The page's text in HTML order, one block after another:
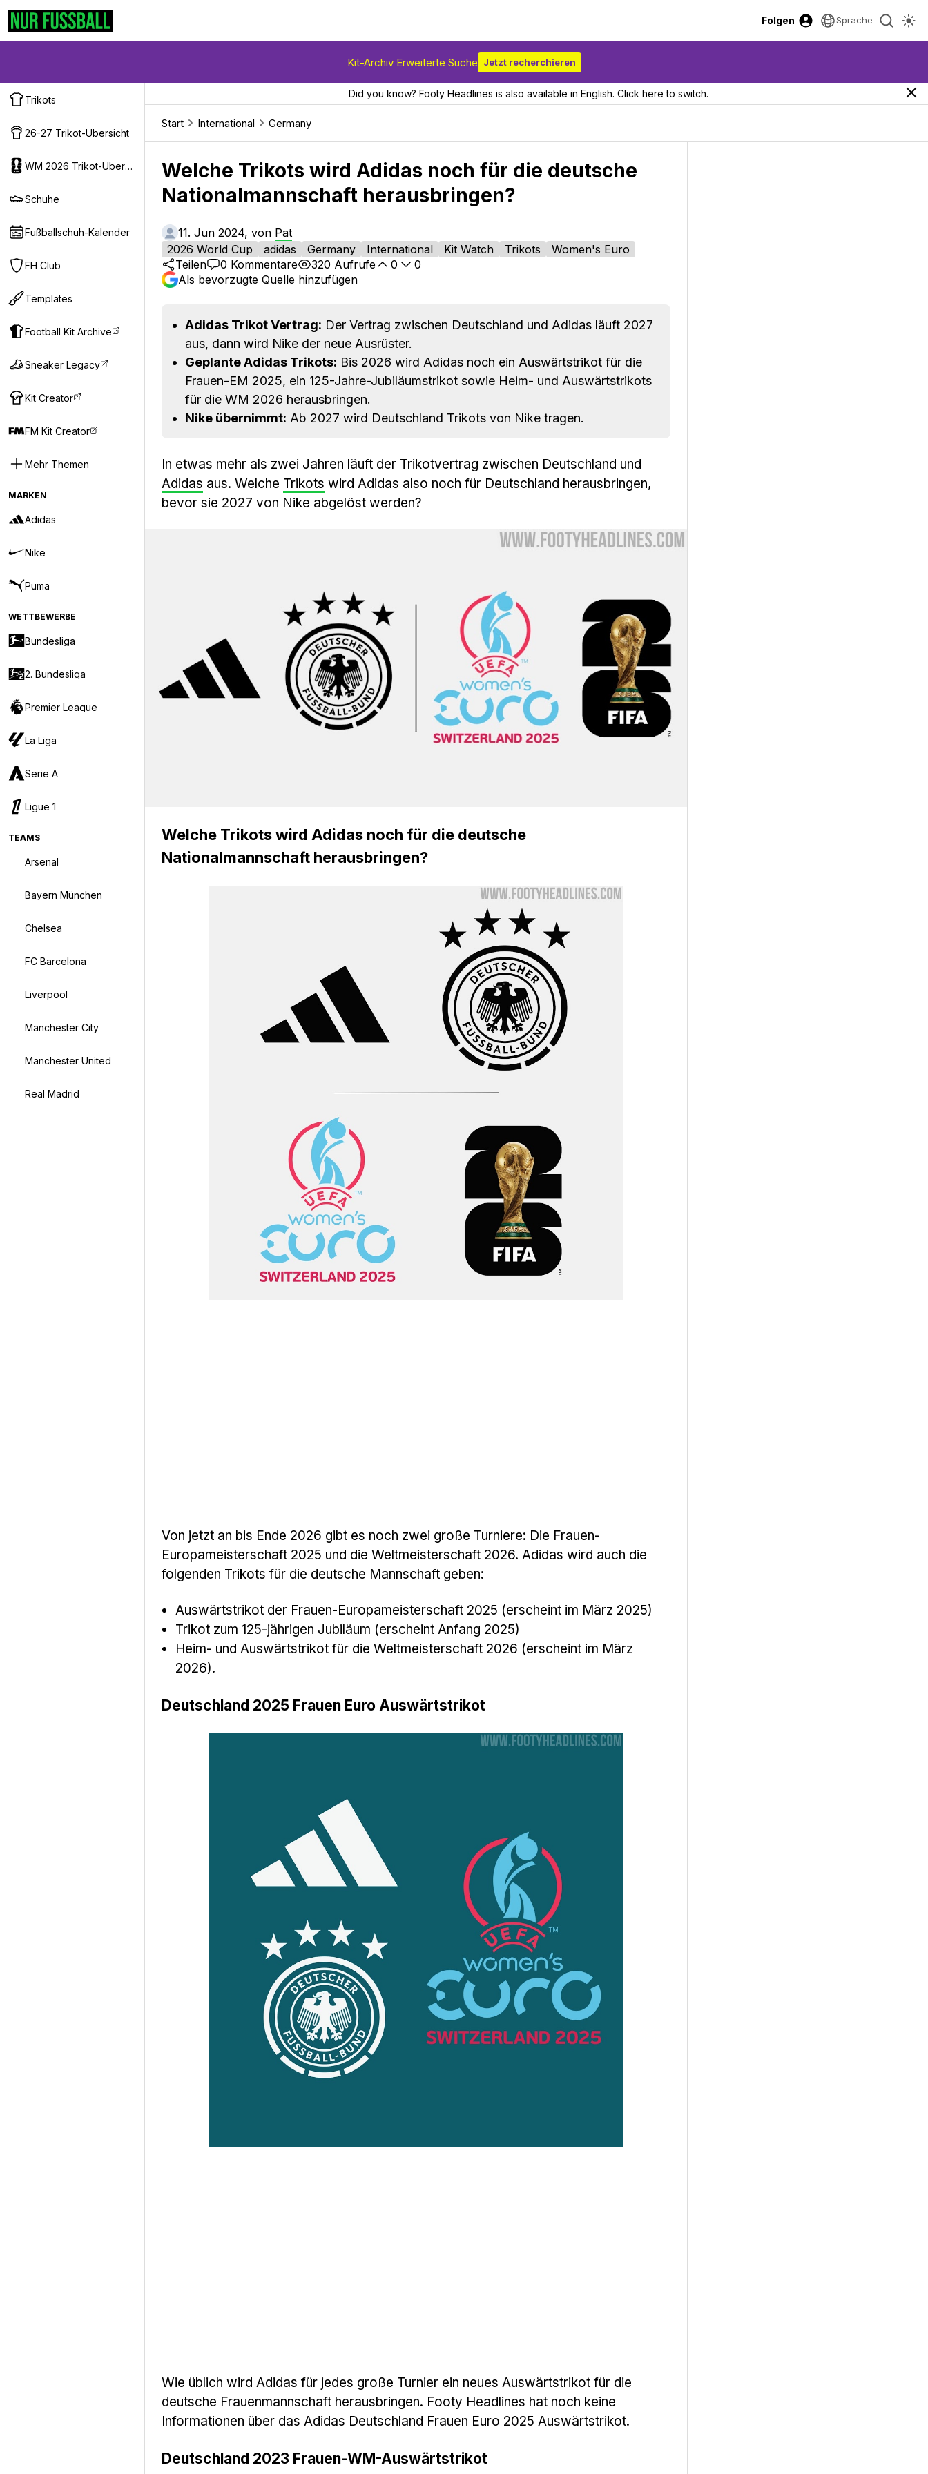
Folgen Sprache
Kit-Archiv Erweiterte Suche Jetzt recherchieren
Trikots
26-27 Trikot-Ubersicht
WM 2026 Trikot-Ubersicht
Schuhe
Fußballschuh-Kalender
FH Club
Templates
Football Kit Archive
Sneaker Legacy
Kit Creator
FM Kit Creator
Mehr Themen
MARKEN
Adidas
Nike
Puma
WETTBEWERBE
Bundesliga
2. Bundesliga
Premier League
La Liga
Serie A
Ligue 1
TEAMS
Arsenal
Bayern München
Chelsea
FC Barcelona
Liverpool
Manchester City
Manchester United
Real Madrid
Did you know? Footy Headlines is also available in English. Click here to switch.
Start International Germany
Welche Trikots wird Adidas noch für die deutsche
Nationalmannschaft herausbringen?
11. Jun 2024, von Pat
2026 World Cup
adidas Germany International Kit Watch Trikots
Women's Euro
Teilen
0 Kommentare 320 Aufrufe 0
0
Als bevorzugte Quelle hinzufügen
Adidas Trikot Vertrag: Der Vertrag zwischen Deutschland und Adidas läuft 2027
aus, dann wird Nike der neue Ausrüster.
Geplante Adidas Trikots: Bis 2026 wird Adidas noch ein Auswärtstrikot für die
Frauen-EM 2025, ein 125-Jahre-Jubiläumstrikot sowie Heim- und Auswärtstrikots
für die WM 2026 herausbringen.
Nike übernimmt: Ab 2027 wird Deutschland Trikots von Nike tragen.
In etwas mehr als zwei Jahren läuft der Trikotvertrag zwischen Deutschland und
Adidas aus. Welche Trikots wird Adidas also noch für Deutschland herausbringen,
bevor sie 2027 von Nike abgelöst werden?
Welche Trikots wird Adidas noch für die deutsche
Nationalmannschaft herausbringen?
Von jetzt an bis Ende 2026 gibt es noch zwei große Turniere: Die Frauen-
Europameisterschaft 2025 und die Weltmeisterschaft 2026. Adidas wird auch die
folgenden Trikots für die deutsche Mannschaft geben:
Auswärtstrikot der Frauen-Europameisterschaft 2025 (erscheint im März 2025)
Trikot zum 125-jährigen Jubiläum (erscheint Anfang 2025)
Heim- und Auswärtstrikot für die Weltmeisterschaft 2026 (erscheint im März
2026).
Deutschland 2025 Frauen Euro Auswärtstrikot
Wie üblich wird Adidas für jedes große Turnier ein neues Auswärtstrikot für die
deutsche Frauenmannschaft herausbringen. Footy Headlines hat noch keine
Informationen über das Adidas Deutschland Frauen Euro 2025 Auswärtstrikot.
Deutschland 2023 Frauen-WM-Auswärtstrikot